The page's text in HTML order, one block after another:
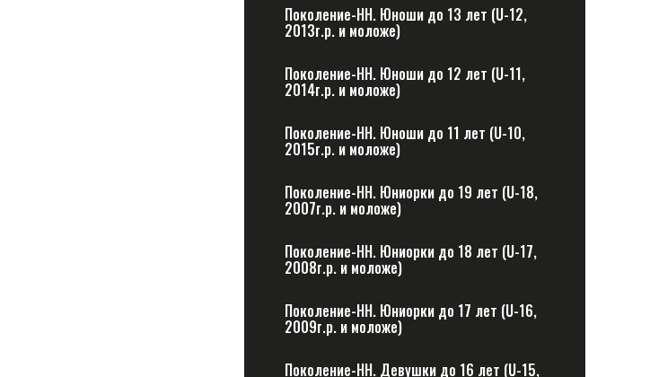
Поколение-НН. Юноши до 13 лет (U-12,
2013г.р. и моложе)
Поколение-НН. Юноши до 12 лет (U-11,
2014г.р. и моложе)
Поколение-НН. Юноши до 11 лет (U-10,
2015г.р. и моложе)
Поколение-НН. Юниорки до 19 лет (U-18,
2007г.р. и моложе)
Поколение-НН. Юниорки до 18 лет (U-17,
2008г.р. и моложе)
Поколение-НН. Юниорки до 17 лет (U-16,
2009г.р. и моложе)
Поколение-НН. Девушки до 16 лет (U-15,